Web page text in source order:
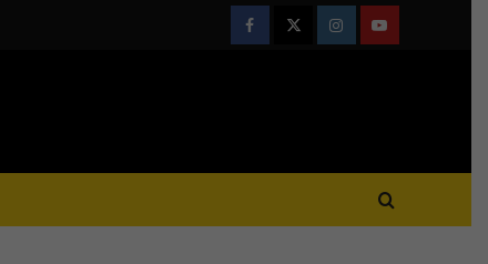
FacebookTwitterInstagramYoutube